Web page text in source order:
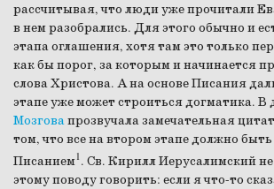
рассчитывая, что люди уже прочитали
в нем разобрались. Для этого обычно и
этапа оглашения, хотя там это только
как бы порог, за которым и начинается
слова Христова. А на основе Писания
этапе уже может строиться догматика. В
Мозговапрозвучала замечательная
том, что все на втором этапе должно
Писанием1. Св. Кирилл Иерусалимский не
этому поводу говорить: если я что-то